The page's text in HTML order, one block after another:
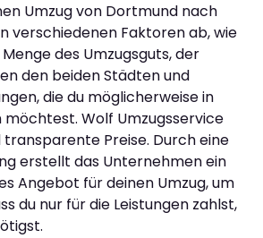
Umzug von Dortmund nach
verschiedenen Faktoren ab, wie
des Umzugsguts, der
den beiden Städten und
die du möglicherweise in
Wolf Umzugsservice
Preise. Durch eine
erstellt das Unternehmen ein
Angebot für deinen Umzug, um
du nur für die Leistungen zahlst,